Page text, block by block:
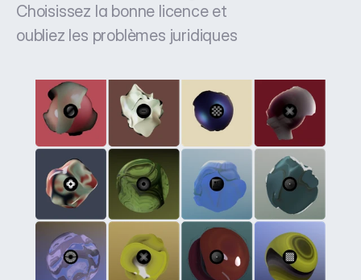
Choisissez la bonne licence et
oubliez les problèmes juridiques